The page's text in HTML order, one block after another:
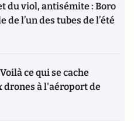
du viol, antisémite : Boro
de l’un des tubes de l’été
ce qui se cache
drones à l'aéroport de